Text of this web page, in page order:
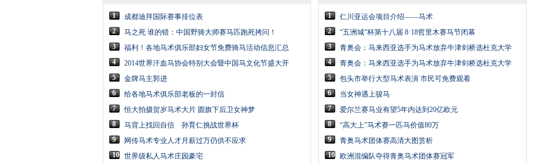
1
成都迪拜国际赛事排位表
2
马之死 谁的错：中国野骑大师赛马匹跑死拷问！
3
福利！各地马术俱乐部妇女节免费骑马活动信息汇总
4
2014世界汗血马协会特别大会暨中国马文化节盛大开
5
金牌马主郭进
6
给各地马术俱乐部老板的一封信
7
恒大拍摄贺岁马术大片 圆旗下后卫女神梦
8
马背上找回自信 孙育仁挑战世界杯
9
网传马术专业人才月薪过万仍供不应求
10 世界级私人马术庄园豪宅
1
仁川亚运会项目介绍——马术
2
“五洲城”杯第十八届 8·18哲里木赛马节闭幕
3
青奥会：马来西亚选手为马术放弃牛津剑桥选杜克大学
4
青奥会：马来西亚选手为马术放弃牛津剑桥选杜克大学
5
包头市举行大型马术表演 市民可免费观看
6
当女神遇上骏马
7
爱尔兰赛马业有望5年内达到20亿欧元
8
“高大上”马术赛一匹马价值80万
9
青奥马术团体赛高清大图赏析
10
欧洲混编队夺得青奥马术团体赛冠军